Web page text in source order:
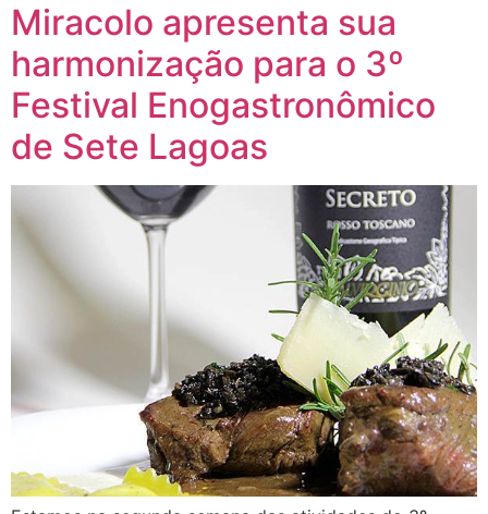
Miracolo apresenta sua
harmonização para o 3º
Festival Enogastronômico
de Sete Lagoas